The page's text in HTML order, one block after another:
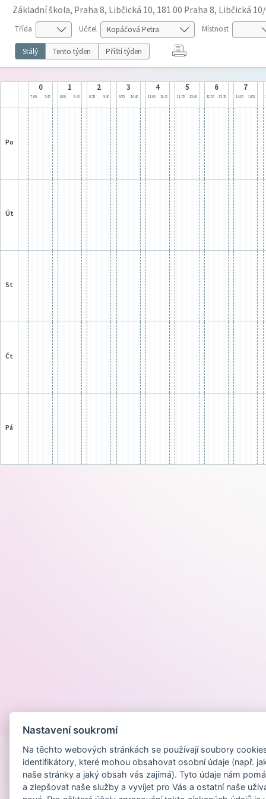
Základní škola, Praha 8, Libčická 10, 181 00 Praha 8, Libčická
Třída Učitel Místnost
Stálý Tento týden Příští týden
0
7:00 7:45
1
8:00 8:45
2
8:55 9:40
3
9:55 10:40
4
11:00 11:45
5
11:55 12:40
6
12:50 13:35
7
14:05 14:50
po
út
st
čt
pá
Nastavení soukromí
Na těchto webových stránkách se používají soubory
identifikátory, které mohou obsahovat osobní údaje (např.
naše stránky a jaký obsah vás zajímá). Tyto údaje nám
a zlepšovat naše služby a vyvíjet pro Vás a ostatní naše